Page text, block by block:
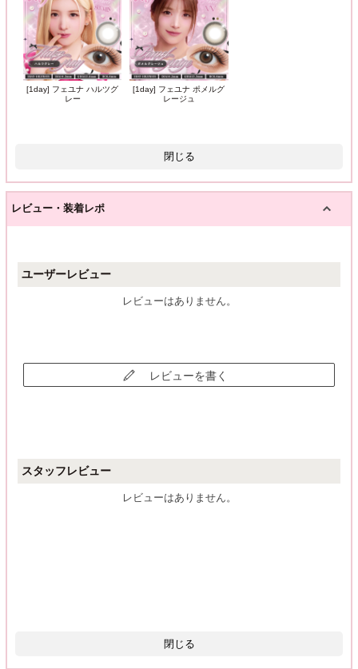
[1day] フェユナ ハルツグ
レー
[1day] フェユナ ポメルグ
レージュ
閉じる
レビュー・装着レポ
ユーザーレビュー
レビューはありません。
レビューを書く
スタッフレビュー
レビューはありません。
閉じる